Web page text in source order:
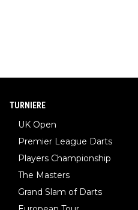
TURNIERE
UK Open
Premier League Darts
Players Championship
The Masters
Grand Slam of Darts